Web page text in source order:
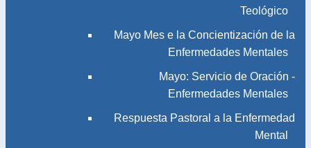
Teológico
Mayo Mes e la Concientización de la
Enfermedades Mentales
Mayo: Servicio de Oración -
Enfermedades Mentales
Respuesta Pastoral a la Enfermedad
Mental